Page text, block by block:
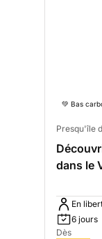
💚 Bas
Presqu'île
dans le
En
6 jours
Dès